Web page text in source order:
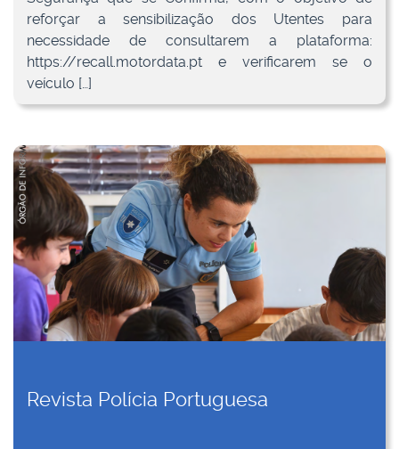
reforçar a sensibilização dos Utentes para
necessidade de consultarem a plataforma:
https://recall.motordata.pt e verificarem se o
veículo […]
Revista Polícia Portuguesa